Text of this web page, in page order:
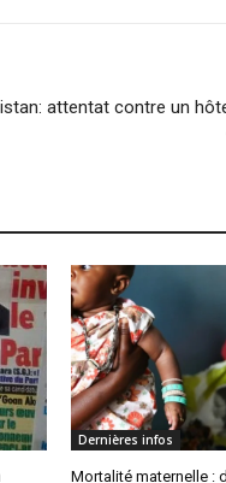
attentat contre un
Dernières infos
Mortalité maternelle :